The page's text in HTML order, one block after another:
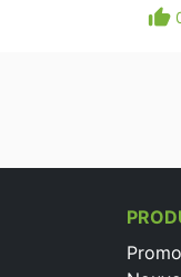
thumb_up